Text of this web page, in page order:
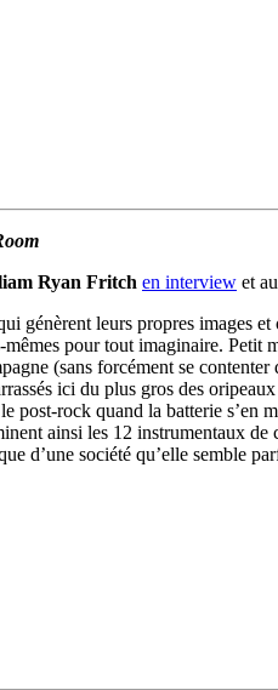
Ryan Fritch en interview et
génèrent leurs propres images
pour tout imaginaire. Petit
(sans forcément se
ici du plus gros des
post-rock quand la batterie s’en
ainsi les 12 instrumentaux de
d’une société qu’elle semble